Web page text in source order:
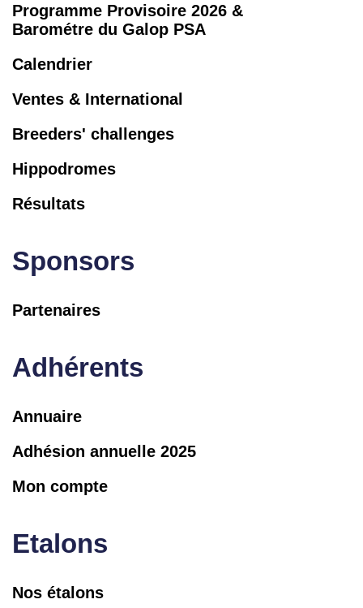
Programme Provisoire 2026 &
Barométre du Galop PSA
Calendrier
Ventes & International
Breeders' challenges
Hippodromes
Résultats
Sponsors
Partenaires
Adhérents
Annuaire
Adhésion annuelle 2025
Mon compte
Etalons
Nos étalons